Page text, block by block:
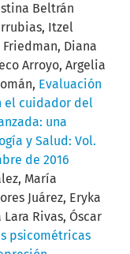
Beltrán
Itzel
Diana
Arroyo, Argelia
Evaluación
el cuidador del
una
y Salud: Vol.
de 2016
María
Juárez, Eryka
Rivas, Óscar
psicométricas